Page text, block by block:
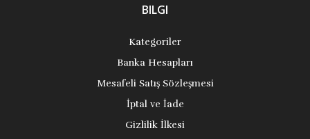
BILGI
Kategoriler
Banka Hesapları
Mesafeli Satış Sözleşmesi
İptal ve İade
Gizlilik İlkesi